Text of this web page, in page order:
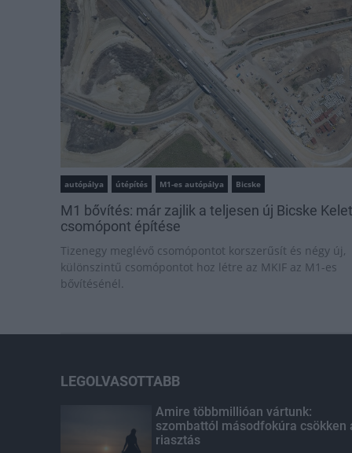
autópálya útépítés M1-es autópálya Bicske
M1 bővítés: már zajlik a teljesen új Bicske Kelet
csomópont építése
Tizenegy meglévő csomópontot korszerűsít és négy új,
különszintű csomópontot hoz létre az MKIF az M1-es
bővítésénél.
LEGOLVASOTTABB
Amire többmillióan vártunk:
szombattól másodfokúra csökken
riasztás